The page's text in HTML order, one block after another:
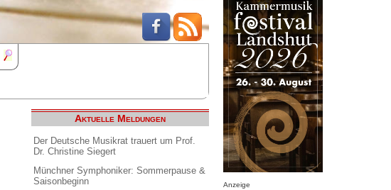
Aktuelle Meldungen
Der Deutsche Musikrat trauert um Prof.
Dr. Christine Siegert
Münchner Symphoniker: Sommerpause &
Saisonbeginn
Anzeige